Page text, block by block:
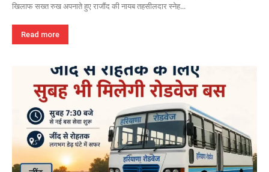
खिलाफ सख्त रुख अपनाते हुए राजौंद की नायब तहसीलदार स्नेह...
Read more